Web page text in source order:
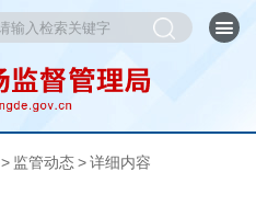
> 监管动态 > 详细内容